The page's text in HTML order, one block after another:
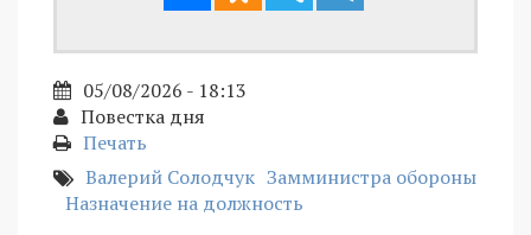
05/08/2026 - 18:13
Повестка дня
Печать
Валерий Солодчук Замминистра обороны
Назначение на должность